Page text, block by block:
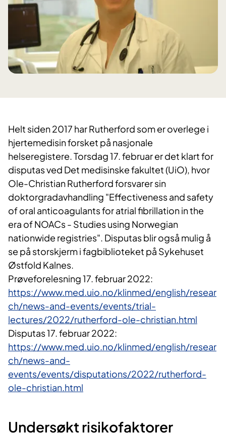
Helt siden 2017 har Rutherford som er overlege i
hjertemedisin forsket på nasjonale
helseregistere. Torsdag 17. februar er det klart for
disputas ved Det medisinske fakultet (UiO), hvor
Ole-Christian Rutherford forsvarer sin
doktorgradavhandling "Effectiveness and safety
of oral anticoagulants for atrial fibrillation in the
era of NOACs - Studies using Norwegian
nationwide registries". Disputas blir også mulig å
se på storskjerm i fagbiblioteket på Sykehuset
Østfold Kalnes.
Prøveforelesning 17. februar 2022:
https://www.med.uio.no/klinmed/english/resear
ch/news-and-events/events/trial-
lectures/2022/rutherford-ole-christian.html
Disputas 17. februar 2022:
https://www.med.uio.no/klinmed/english/resear
ch/news-and-
events/events/disputations/2022/rutherford-
ole-christian.html
Undersøkt risikofaktorer